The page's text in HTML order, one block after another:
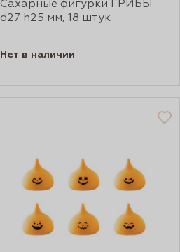
Сахарные фигурки ГРИБЫ
d27 h25 мм, 18 штук
Нет в наличии